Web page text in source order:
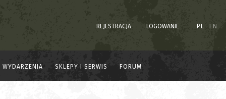
REJESTRACJA LOGOWANIE PL EN
WYDARZENIA SKLEPY I SERWIS FORUM